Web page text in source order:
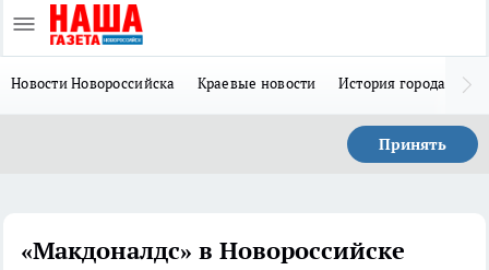
Новости Новороссийска Краевые новости История города Н
Принять
«Макдоналдс» в Новороссийске